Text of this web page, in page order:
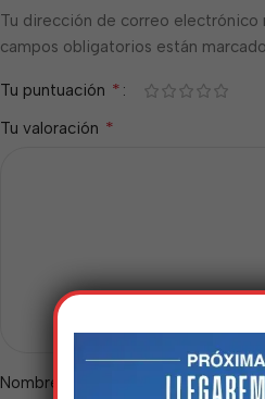
Tu dirección de correo electrónico
campos obligatorios están
Tu puntuación *
Tu valoración *
Nombre